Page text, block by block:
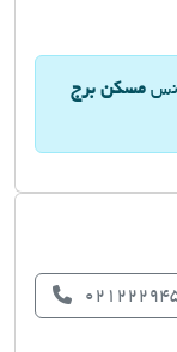
مسکن برج